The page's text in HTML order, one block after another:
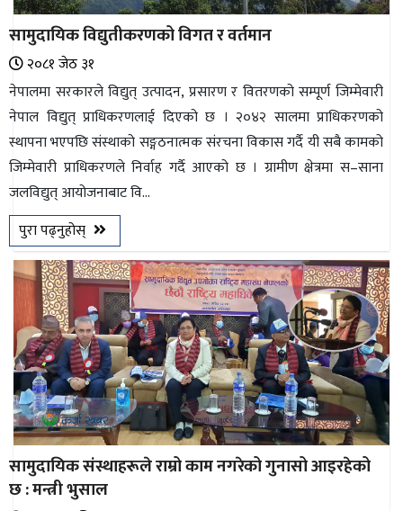
सामुदायिक विद्युतीकरणको विगत र वर्तमान
२०८१ जेठ ३१
नेपालमा सरकारले विद्युत् उत्पादन, प्रसारण र वितरणको सम्पूर्ण जिम्मेवारी
नेपाल विद्युत् प्राधिकरणलाई दिएको छ । २०४२ सालमा प्राधिकरणको
स्थापना भएपछि संस्थाको सङ्गठनात्मक संरचना विकास गर्दै यी सबै कामको
जिम्मेवारी प्राधिकरणले निर्वाह गर्दै आएको छ । ग्रामीण क्षेत्रमा स–साना
जलविद्युत् आयोजनाबाट वि...
पुरा पढ्नुहोस्
सामुदायिक संस्थाहरूले राम्रो काम नगरेको गुनासो आइरहेको
छ : मन्त्री भुसाल